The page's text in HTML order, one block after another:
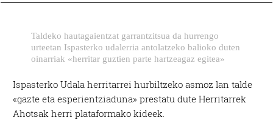
Taldeko hautagaientzat garrantzitsua da hurrengo
urteetan Ispasterko udalerria antolatzeko balioko duten
oinarriak «herritar guztien parte hartzeagaz egitea»
Ispasterko Udala herritarrei hurbiltzeko asmoz lan talde
«gazte eta esperientziaduna» prestatu dute Herritarrek
Ahotsak herri plataformako kideek.